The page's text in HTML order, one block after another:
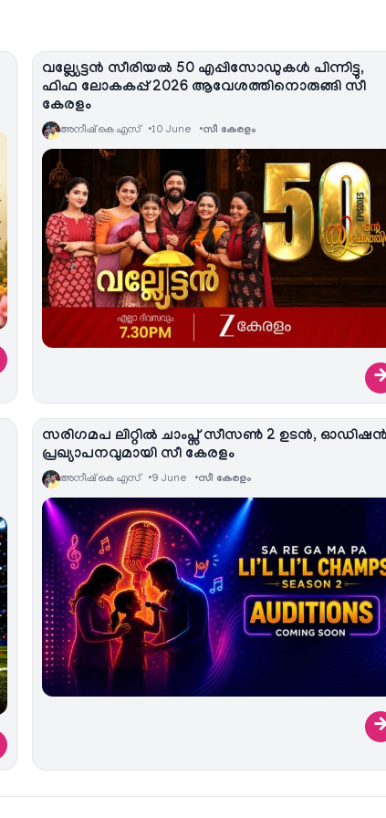
വല്ല്യേട്ടൻ സീരിയല്‍ 50 എപ്പിസോഡുകൾ പിന്നിട്ടു,
ഫിഫ ലോകകപ്പ് 2026 ആവേശത്തിനൊരുങ്ങി സീ
കേരളം
അനീഷ്‌ കെ എസ് 10 June സീ കേരളം
സരിഗമപ ലിറ്റിൽ ചാംപ്സ് സീസൺ 2 ഉടൻ,
പ്രഖ്യാപനവുമായി സീ കേരളം
അനീഷ്‌ കെ എസ് 9 June സീ കേരളം